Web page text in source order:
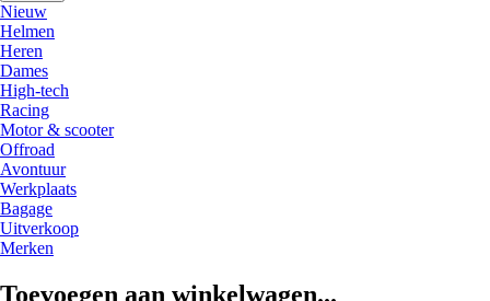
Nieuw
Helmen
Heren
Dames
High-tech
Racing
Motor & scooter
Offroad
Avontuur
Werkplaats
Bagage
Uitverkoop
Merken
Toevoegen aan winkelwagen...